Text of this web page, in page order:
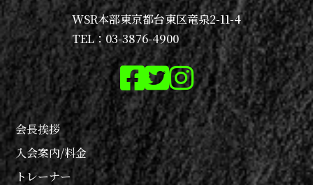
WSR本部東京都台東区竜泉2-11-4
TEL：03-3876-4900
会長挨拶
入会案内/料金
トレーナー